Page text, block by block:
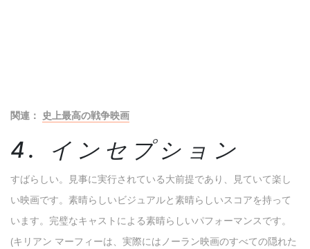
関連： 史上最高の戦争映画
4. インセプション
すばらしい。見事に実行されている大前提であり、見ていて楽し
い映画です。素晴らしいビジュアルと素晴らしいスコアを持って
います。完璧なキャストによる素晴らしいパフォーマンスです。
(キリアン マーフィーは、実際にはノーラン映画のすべての隠れた